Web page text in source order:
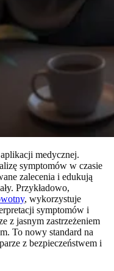
medycznej.
symptomów w czasie
zalecenia i edukują
Przykładowo,
, wykorzystuje
symptomów i
z jasnym zastrzeżeniem
To nowy standard na
z bezpieczeństwem i